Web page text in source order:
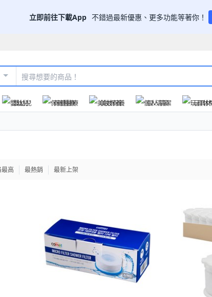
立即前往下載App 不錯過最新優惠、更多功能等著你！
嬰幼兒 保健醫療 美妝保養 個人清潔 玩具
最高 最熱銷 最新上架